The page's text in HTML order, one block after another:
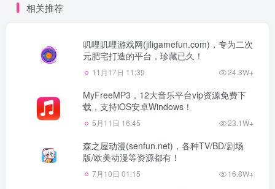
相关推荐
叽哩叽哩游戏网(jiligamefun.com)，专为二次
元肥宅打造的平台，珍藏已久！
11月17日 11:39 24.3W+
MyFreeMP3，12大音乐平台vip资源免费下
载，支持iOS安卓Windows！
5月11日 16:45 23.1W+
森之屋动漫(senfun.net)，各种TV/BD/剧场
版/欧美动漫等资源都有！
7月10日 01:15 16.8W+